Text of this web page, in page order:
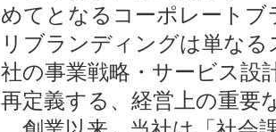
めてとなるコーポレート
リブランディングは単な
社の事業戦略・サービス設
再定義する、経営上の重要